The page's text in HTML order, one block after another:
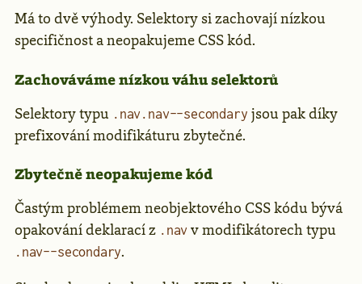
Má to dvě výhody. Selektory si zachovají nízkou
specifičnost a neopakujeme CSS kód.
Zachováváme nízkou váhu selektorů
Selektory typu .nav.nav--secondary jsou pak díky
prefixování modifikáturu zbytečné.
Zbytečně neopakujeme kód
Častým problémem neobjektového CSS kódu bývá
opakování deklarací z .nav v modifikátorech typu
.nav--secondary.